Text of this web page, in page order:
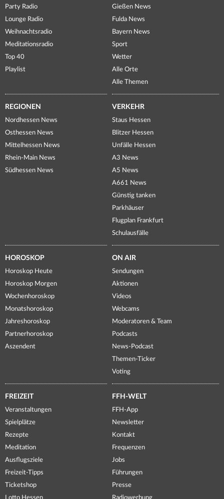
Party Radio
Lounge Radio
Weihnachtsradio
Meditationsradio
Top 40
Playlist
Gießen News
Fulda News
Bayern News
Sport
Wetter
Alle Orte
Alle Themen
REGIONEN
Nordhessen News
Osthessen News
Mittelhessen News
Rhein-Main News
Südhessen News
VERKEHR
Staus Hessen
Blitzer Hessen
Unfälle Hessen
A3 News
A5 News
A661 News
Günstig tanken
Parkhäuser
Flugplan Frankfurt
Schulausfälle
HOROSKOP
Horoskop Heute
Horoskop Morgen
Wochenhoroskop
Monatshoroskop
Jahreshoroskop
Partnerhoroskop
Aszendent
ON AIR
Sendungen
Aktionen
Videos
Webcams
Moderatoren & Team
Podcasts
News-Podcast
Themen-Ticker
Voting
FREIZEIT
Veranstaltungen
Spielplätze
Rezepte
Meditation
Ausflugsziele
Freizeit-Tipps
Ticketshop
Lotto Hessen
FFH-WELT
FFH-App
Newsletter
Kontakt
Frequenzen
Jobs
Führungen
Presse
Radiowerbung